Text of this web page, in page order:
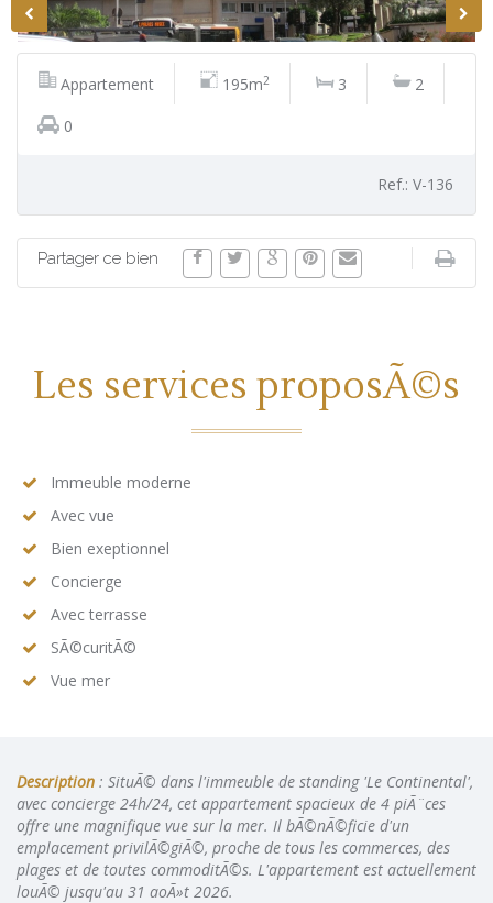
Appartement 195m2 3
2
0
Ref.: V-136
Partager ce bien
Les services proposÃ©s
Immeuble moderne
Avec vue
Bien exeptionnel
Concierge
Avec terrasse
SÃ©curitÃ©
Vue mer
Description : SituÃ© dans l'immeuble de standing 'Le Continental',
avec concierge 24h/24, cet appartement spacieux de 4 piÃ¨ces
offre une magnifique vue sur la mer. Il bÃ©nÃ©ficie d'un
emplacement privilÃ©giÃ©, proche de tous les commerces, des
plages et de toutes commoditÃ©s. L'appartement est actuellement
louÃ© jusqu'au 31 aoÃ»t 2026.